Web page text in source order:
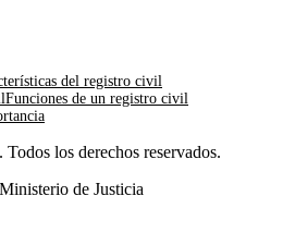
del registro civil
Funciones de un registro civil
los derechos reservados.
de Justicia